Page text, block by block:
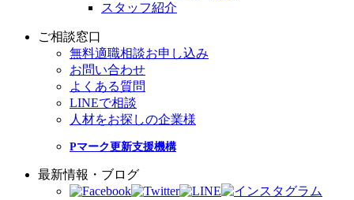
スタッフ紹介
ご相談窓口
無料適職相談お申し込み
お問い合わせ
よくある質問
LINEで相談
人材をお探しの企業様
Pマーク更新支援機構
最新情報・ブログ